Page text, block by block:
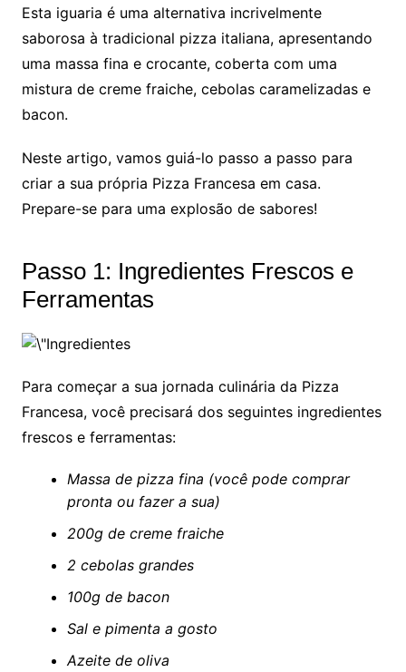
Esta iguaria é uma alternativa incrivelmente
saborosa à tradicional pizza italiana, apresentando
uma massa fina e crocante, coberta com uma
mistura de creme fraiche, cebolas caramelizadas e
bacon.
Neste artigo, vamos guiá-lo passo a passo para
criar a sua própria Pizza Francesa em casa.
Prepare-se para uma explosão de sabores!
Passo 1: Ingredientes Frescos e
Ferramentas
Para começar a sua jornada culinária da Pizza
Francesa, você precisará dos seguintes ingredientes
frescos e ferramentas:
Massa de pizza fina (você pode comprar
pronta ou fazer a sua)
200g de creme fraiche
2 cebolas grandes
100g de bacon
Sal e pimenta a gosto
Azeite de oliva